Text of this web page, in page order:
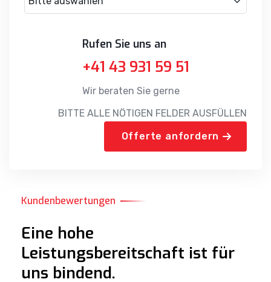
Rufen Sie uns an
+41 43 931 59 51
Wir beraten Sie gerne
BITTE ALLE NÖTIGEN FELDER AUSFÜLLEN
Offerte anfordern
Kundenbewertungen
Eine hohe
Leistungsbereitschaft ist für
uns bindend.